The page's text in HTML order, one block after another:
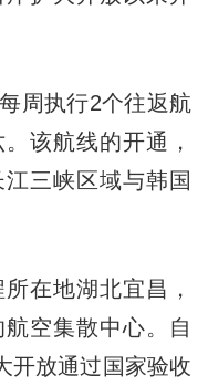
执行2个往返航
该航线的开通，
三峡区域与韩国
在地湖北宜昌，
空集散中心。自
开放通过国家验收